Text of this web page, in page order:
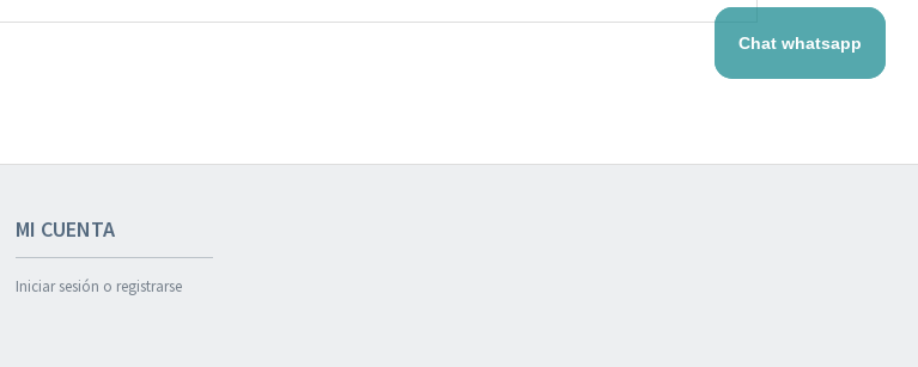
MI CUENTA
Iniciar sesión o registrarse
Chat whatsapp